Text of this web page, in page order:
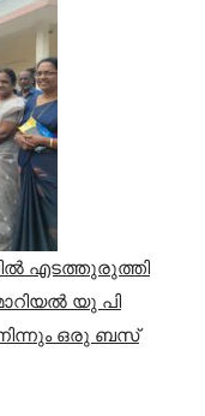
എടത്തുരുത്തി
യു പി
നിന്നും ഒരു ബസ്